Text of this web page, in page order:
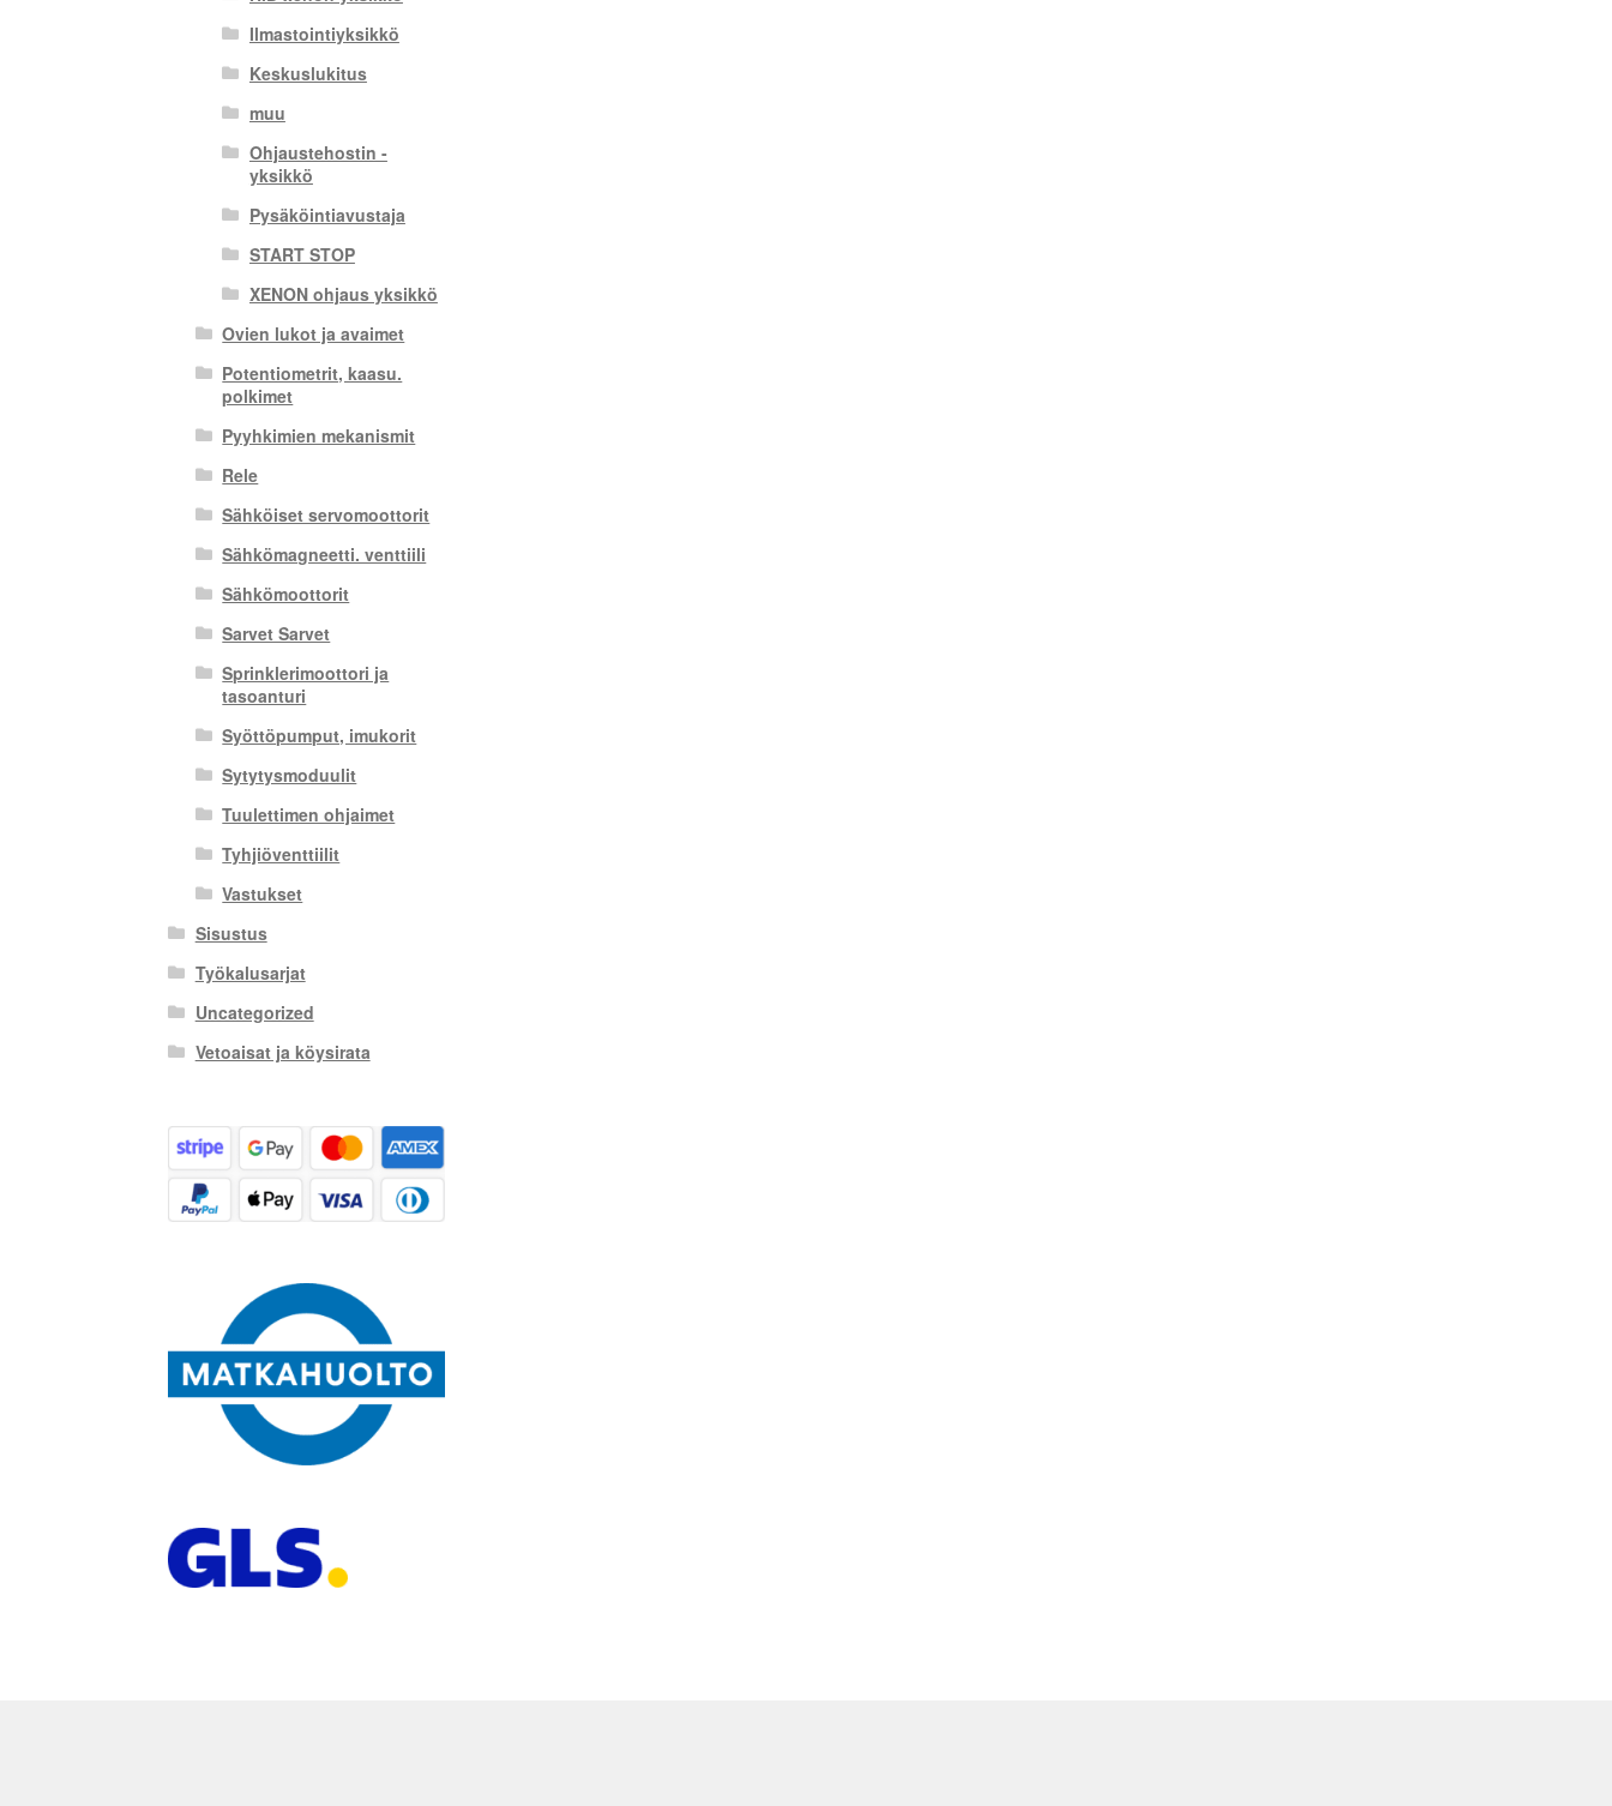
Ilmastointiyksikkö
Keskuslukitus
muu
Ohjaustehostin -
yksikkö
Pysäköintiavustaja
START STOP
XENON ohjaus yksikkö
Ovien lukot ja avaimet
Potentiometrit, kaasu.
polkimet
Pyyhkimien mekanismit
Rele
Sähköiset servomoottorit
Sähkömagneetti. venttiili
Sähkömoottorit
Sarvet Sarvet
Sprinklerimoottori ja
tasoanturi
Syöttöpumput, imukorit
Sytytysmoduulit
Tuulettimen ohjaimet
Tyhjiöventtiilit
Vastukset
Sisustus
Työkalusarjat
Uncategorized
Vetoaisat ja köysirata